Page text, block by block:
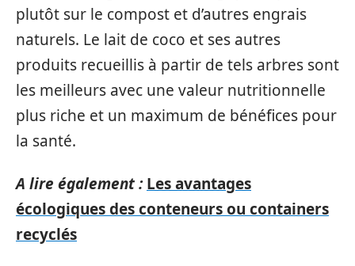
plutôt sur le compost et d’autres engrais
naturels. Le lait de coco et ses autres
produits recueillis à partir de tels arbres sont
les meilleurs avec une valeur nutritionnelle
plus riche et un maximum de bénéfices pour
la santé.
A lire également : Les avantages
écologiques des conteneurs ou containers
recyclés